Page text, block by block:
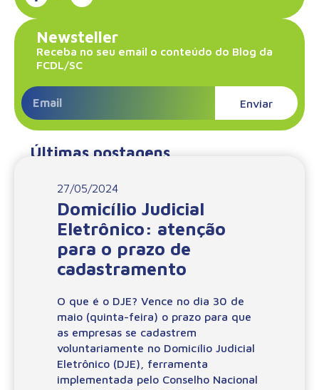
Newsteller
Receba no seu email o conteúdo do Blog da
FCDL/SC
Enviar
Últimas postagens
27/05/2024
Domicílio Judicial
Eletrônico: atenção
para o prazo de
cadastramento
O que é o DJE? Vence no dia 30 de
maio (quinta-feira) o prazo para que
as empresas se cadastrem
voluntariamente no Domicílio Judicial
Eletrônico (DJE), ferramenta
implementada pelo Conselho Nacional